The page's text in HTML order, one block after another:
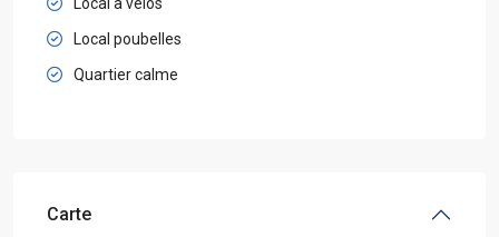
Local poubelles
Quartier calme
Carte